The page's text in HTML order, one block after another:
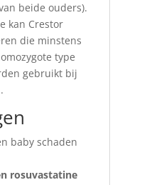
beide ouders).
kan Crestor
die minstens
type
gebruikt bij
baby schaden
rosuvastatine